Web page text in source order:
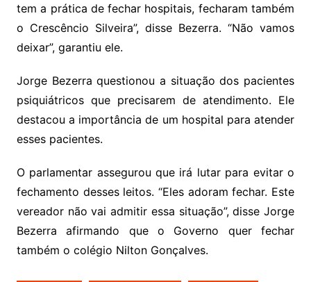
tem a prática de fechar hospitais, fecharam também
o Crescêncio Silveira”, disse Bezerra. “Não vamos
deixar”, garantiu ele.
Jorge Bezerra questionou a situação dos pacientes
psiquiátricos que precisarem de atendimento. Ele
destacou a importância de um hospital para atender
esses pacientes.
O parlamentar assegurou que irá lutar para evitar o
fechamento desses leitos. “Eles adoram fechar. Este
vereador não vai admitir essa situação”, disse Jorge
Bezerra afirmando que o Governo quer fechar
também o colégio Nilton Gonçalves.